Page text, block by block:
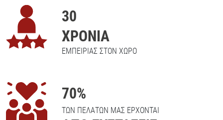
30
ΧΡΟΝΙΑ
ΕΜΠΕΙΡΙΑΣ ΣΤΟΝ ΧΩΡΟ
70%
ΤΩΝ ΠΕΛΑΤΩΝ ΜΑΣ ΕΡΧΟΝΤΑΙ